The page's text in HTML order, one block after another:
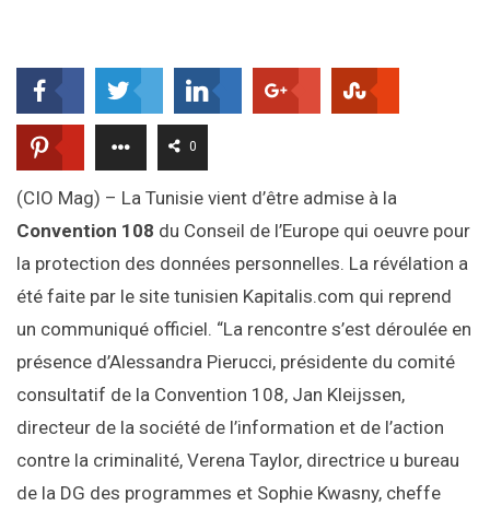
0
(CIO Mag) – La Tunisie vient d’être admise à la
Convention 108 du Conseil de l’Europe qui oeuvre pour
la protection des données personnelles. La révélation a
été faite par le site tunisien Kapitalis.com qui reprend
un communiqué officiel. “La rencontre s’est déroulée en
présence d’Alessandra Pierucci, présidente du comité
consultatif de la Convention 108, Jan Kleijssen,
directeur de la société de l’information et de l’action
contre la criminalité, Verena Taylor, directrice u bureau
de la DG des programmes et Sophie Kwasny, cheffe